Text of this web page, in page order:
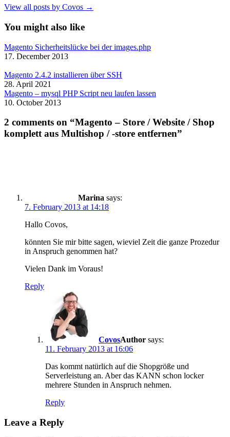
View all posts by Covos →
You might also like
Magento Sicherheitslücke bei der images.php
17. December 2013
Magento 2.4.2 installieren über SSH
28. April 2021
Magento – mysql PHP Script neu laufen lassen
10. October 2013
2 comments on “Magento – Store / Website / Shop
komplett aus Multishop / -store entfernen”
Marina says:
7. February 2013 at 14:18
Hallo Covos,
könnten Sie mir bitte sagen, wieviel Zeit die ganze Prozedur
in Anspruch genommen hat?
Vielen Dank im Voraus!
Reply
Covos
says:
11. February 2013 at 16:06
Das kommt natürlich auf die Shopgröße und
Serverleistung an. Aber das KANN schon locker
mehrere Stunden in Anspruch nehmen.
Reply
Leave a Reply